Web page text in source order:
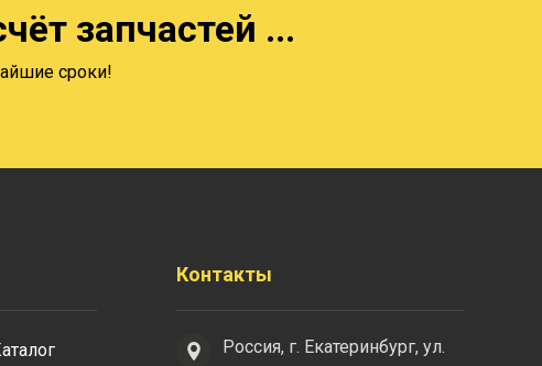
запчастей ...
сроки!
Контакты
Россия, г. Екатеринбург, ул.